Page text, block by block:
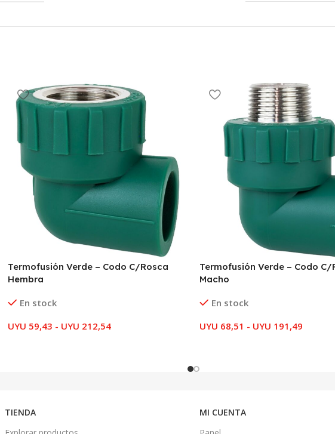
Termofusión Verde – Codo C/Rosca
Hembra
En stock
UYU 59,43 - UYU 212,54
Termofusión Verde – Codo C/
Macho
En stock
UYU 68,51 - UYU 191,49
TIENDA
MI CUENTA